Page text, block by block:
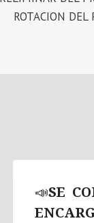
ROTACION DEL
📣SE